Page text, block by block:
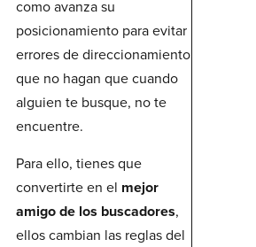
como avanza su
posicionamiento para evitar
errores de direccionamiento
que no hagan que cuando
alguien te busque, no te
encuentre.
Para ello, tienes que
convertirte en el mejor
amigo de los buscadores,
ellos cambian las reglas del